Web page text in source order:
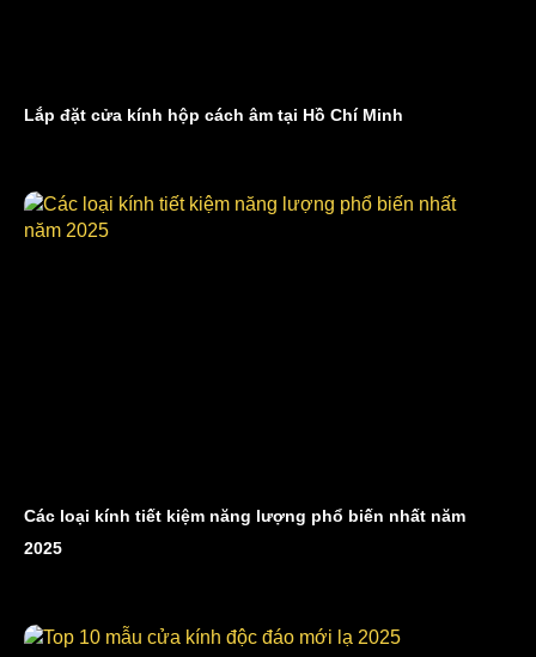
Lắp đặt cửa kính hộp cách âm tại Hồ Chí Minh
Các loại kính tiết kiệm năng lượng phổ biến nhất năm
2025